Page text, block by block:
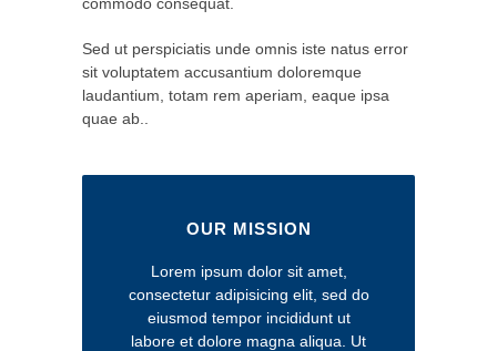
Sed ut perspiciatis unde omnis iste natus error
sit voluptatem accusantium doloremque
laudantium, totam rem aperiam, eaque ipsa
quae ab..
OUR MISSION
Lorem ipsum dolor sit amet,
consectetur adipisicing elit, sed do
eiusmod tempor incididunt ut
labore et dolore magna aliqua. Ut